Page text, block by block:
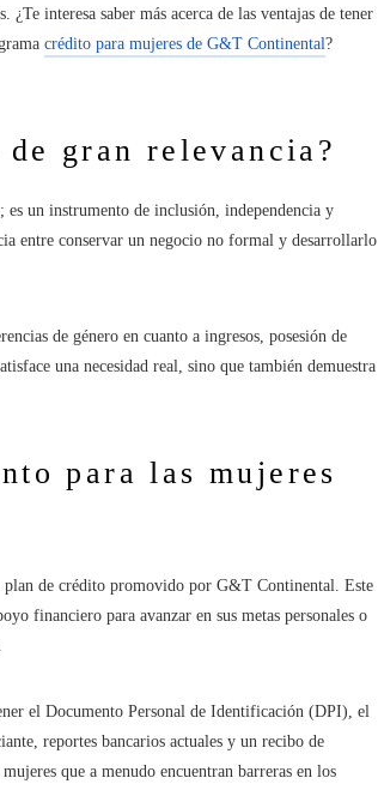
¿Te interesa saber más acerca de las ventajas de tener
crédito para mujeres de G&T Continental?
gran relevancia?
es un instrumento de inclusión, independencia y
entre conservar un negocio no formal y desarrollarlo
de género en cuanto a ingresos, posesión de
una necesidad real, sino que también demuestra
para las mujeres
plan de crédito promovido por G&T Continental. Este
financiero para avanzar en sus metas personales o
el Documento Personal de Identificación (DPI), el
reportes bancarios actuales y un recibo de
que a menudo encuentran barreras en los